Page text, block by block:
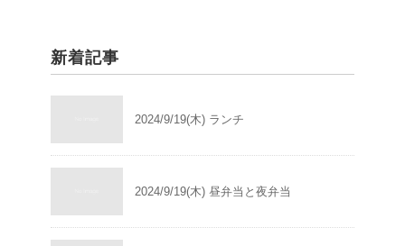
新着記事
2024/9/19(木) ランチ
2024/9/19(木) 昼弁当と夜弁当